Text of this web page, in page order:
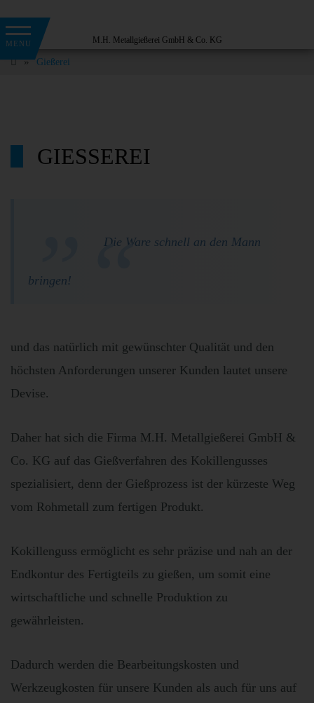
Gießerei
GIESSEREI
Die Ware schnell an den Mann
bringen!
und das natürlich mit gewünschter Qualität und den
höchsten Anforderungen unserer Kunden lautet unsere
Devise.
Daher hat sich die Firma M.H. Metallgießerei GmbH &
Co. KG auf das Gießverfahren des Kokillengusses
spezialisiert, denn der Gießprozess ist der kürzeste Weg
vom Rohmetall zum fertigen Produkt.
Kokillenguss ermöglicht es sehr präzise und nah an der
Endkontur des Fertigteils zu gießen, um somit eine
wirtschaftliche und schnelle Produktion zu
gewährleisten.
Dadurch werden die Bearbeitungskosten und
Werkzeugkosten für unsere Kunden als auch für uns auf